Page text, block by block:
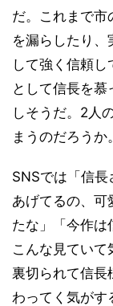
だ。これまで市
を漏らしたり、
して強く信頼
として信長を
しそうだ。2人
まうのだろうか。
SNSでは「信
あげてるの、可
たな」「今作
こんな見ていて
裏切られて信長
わってく気がす